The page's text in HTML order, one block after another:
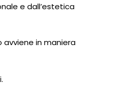
e dall’estetica
avviene in maniera